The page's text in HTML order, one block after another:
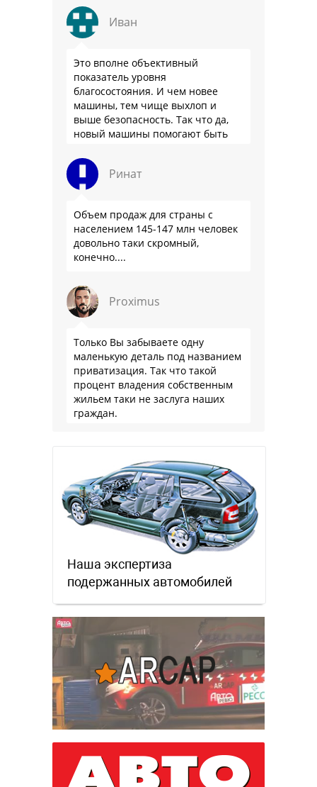
Иван
Это вполне объективный
показатель уровня
благосостояния. И чем новее
машины, тем чище выхлоп и
выше безопасность. Так что да,
новый машины помогают быть
Ринат
Объем продаж для страны с
населением 145-147 млн человек
довольно таки скромный,
конечно....
Proximus
Только Вы забываете одну
маленькую деталь под названием
приватизация. Так что такой
процент владения собственным
жильем таки не заслуга наших
граждан.
Наша экспертиза
подержанных автомобилей